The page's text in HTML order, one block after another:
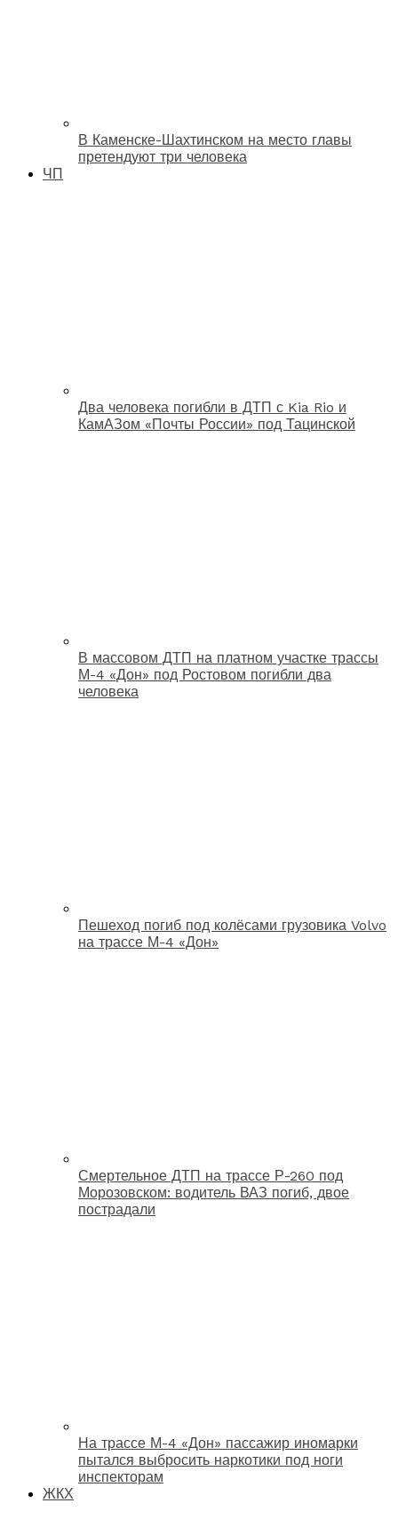
В Каменске-Шахтинском на место главы
претендуют три человека
ЧП
Два человека погибли в ДТП с Kia Rio и
КамАЗом «Почты России» под Тацинской
В массовом ДТП на платном участке трассы
М-4 «Дон» под Ростовом погибли два
человека
Пешеход погиб под колёсами грузовика Volvo
на трассе М-4 «Дон»
Смертельное ДТП на трассе Р-260 под
Морозовском: водитель ВАЗ погиб, двое
пострадали
На трассе М-4 «Дон» пассажир иномарки
пытался выбросить наркотики под ноги
инспекторам
ЖКХ